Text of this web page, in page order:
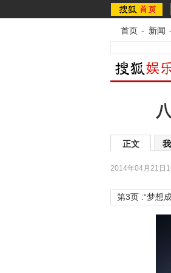
首页 - 新闻 -
正文
2014年04月21日
第3页 :“梦想